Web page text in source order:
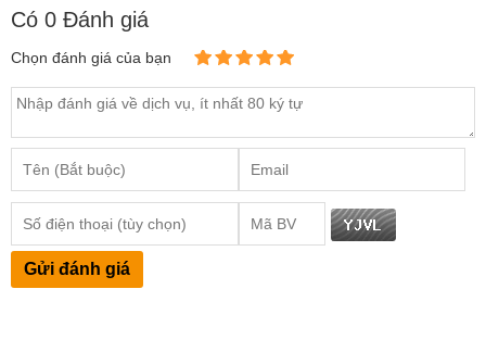
Có 0 Đánh giá
Chọn đánh giá của bạn
Gửi đánh giá